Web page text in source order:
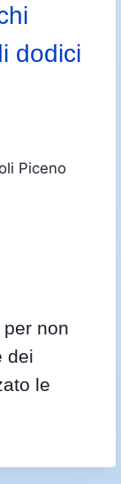
dodici
Piceno
non
dei
le